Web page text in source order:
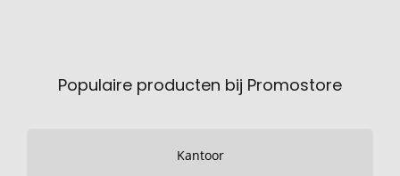
Populaire producten bij Promostore
Kantoor